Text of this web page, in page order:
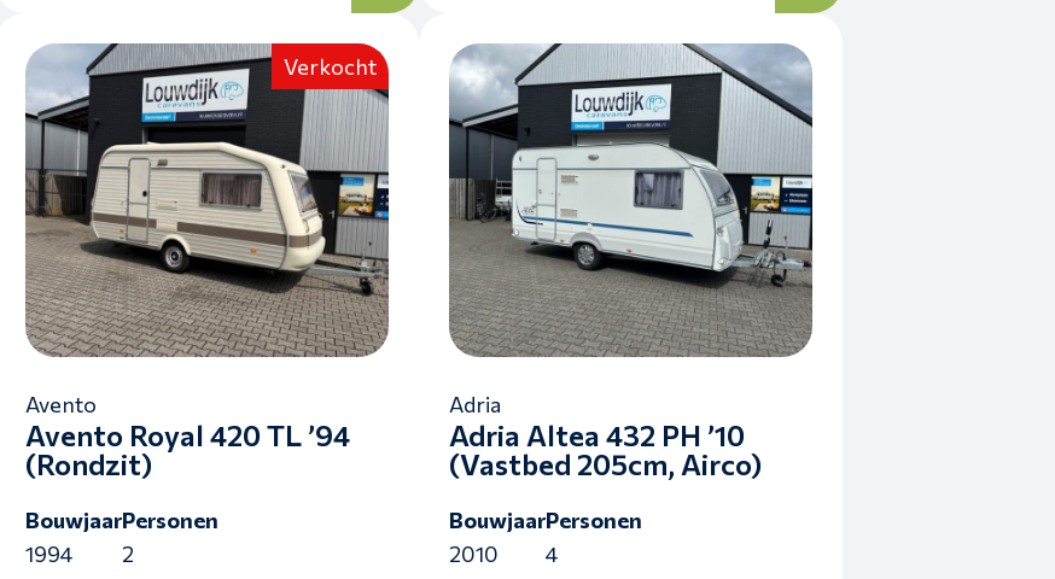
Verkocht
Avento
Avento Royal 420 TL ’94
(Rondzit)
Bouwjaar
1994
Personen
2
Adria
Adria Altea 432 PH ’10
(Vastbed 205cm, Airco)
Bouwjaar
2010
Personen
4